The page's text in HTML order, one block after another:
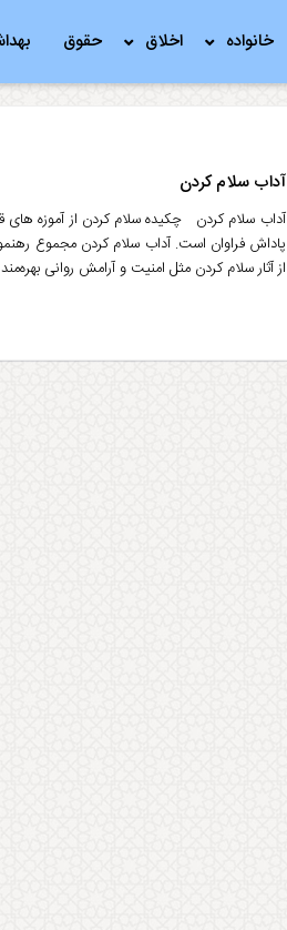
خانواده اخلاق حقوق
آداب سلام کردن
آداب سلام کردن چکیده سلام کردن از آموزه های
پاداش فراوان است. آداب سلام کردن مجموع
از آثار سلام کردن مثل امنیت و آرامش روانی